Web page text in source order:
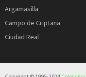
Argamasilla
Campo de Criptana
Ciudad Real